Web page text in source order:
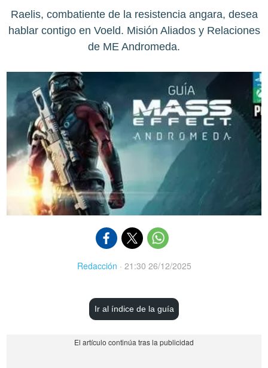
Raelis, combatiente de la resistencia angara, desea
hablar contigo en Voeld. Misión Aliados y Relaciones
de ME Andromeda.
Redacción · 21:30 26/12/2025
Ir al índice de la guía